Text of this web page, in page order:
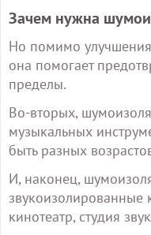
Зачем нужна
Но помимо
она помогает
пределы.
Во-вторых,
музыкальных
быть разных
И, наконец,
звукоизолированные
кинотеатр, студия